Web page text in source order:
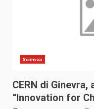
Scienza
CERN di
“Innovation for